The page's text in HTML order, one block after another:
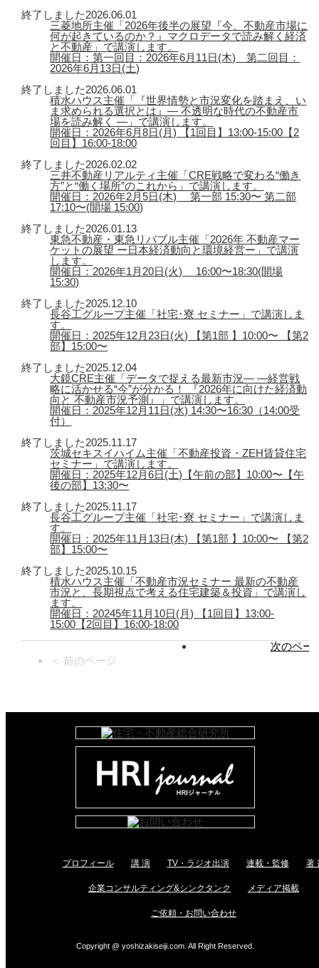
終了しました2026.06.01
三菱地所主催「2026年後半の展望『今、不動産市場に
何が起きているのか？』マクロデータで読み解く経済
と不動産」で講演します。
開催日：第一回目：2026年6月11日(木) 第二回目：
2026年6月13日(土)
終了しました2026.06.01
積水ハウス主催「『世界情勢と市況変化を踏まえ、い
ま求められる選択とは』― 不透明な時代の不動産市
場を読み解く ―」で講演します。
開催日：2026年6月8日(月) 【1回目】13:00-15:00【2
回目】16:00-18:00
終了しました2026.02.02
三井不動産リアルティ主催「CRE戦略で変わる“働き
方”と“働く場所”のこれから」で講演します。
開催日：2026年2月5日(木) 第一部 15:30〜 第二部
17:10〜(開場 15:00)
終了しました2026.01.13
東急不動産・東急リバブル主催「2026年 不動産マー
ケットの展望 ー日本経済動向と環境経営ー」で講演
します。
開催日：2026年1月20日(火) 16:00〜18:30(開場
15:30)
終了しました2025.12.10
長谷工グループ主催「社宅･寮 セミナー」で講演しま
す。
開催日：2025年12月23日(火) 【第1部 】10:00〜 【第2
部】15:00〜
終了しました2025.12.04
大鏡CRE主催「データで捉える最新市況― ―経営戦
略に活かせる“今”が分かる！ 『2026年に向けた経済動
向と 不動産市況予測』」で講演します。
開催日：2025年12月11日(水) 14:30〜16:30（14:00受
付）
終了しました2025.11.17
茨城セキスイハイム主催「不動産投資・ZEH賃貸住宅
セミナー」で講演します。
開催日：2025年12月6日(土)【午前の部】10:00〜【午
後の部】13:30〜
終了しました2025.11.17
長谷工グループ主催「社宅･寮 セミナー」で講演しま
す。
開催日：2025年11月13日(木) 【第1部 】10:00〜 【第2
部】15:00〜
終了しました2025.10.15
積水ハウス主催「不動産市況セミナー 最新の不動産
市況と、長期視点で考える住宅建築＆投資」で講演し
ます。
開催日：20245年11月10日(月) 【1回目】13:00-
15:00【2回目】16:00-18:00
＜ 前のページ
次のペー
プロフィール 講 演 TV・ラジオ出演 連載・監修 著
企業コンサルティング&シンクタンク メディア掲載
ご依頼・お問い合わせ
Copyright @ yoshizakiseiji.com. All Right Reserved.